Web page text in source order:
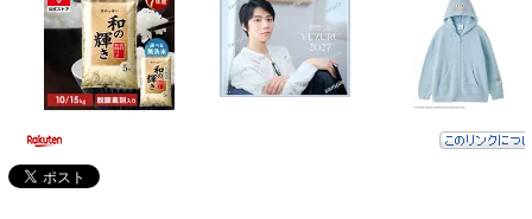
GitHubとは？登録方法からリポ
ジトリ・ブランチの使い方まで
徹底解説
docker-compose × .envファイル
で環境切り替え｜実践的な使い